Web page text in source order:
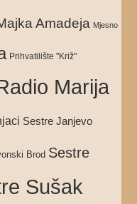
Amadeja Mjesno
Prihvatilište "Križ"
Marija
Sestre Janjevo
Brod Sestre
Sušak